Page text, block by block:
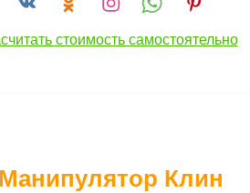
стоимость самостоятельно
Манипулятор Клин